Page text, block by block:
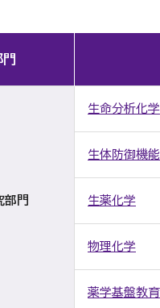
部門
生命分析化学
生体防御機
生薬化学
物理化学
薬学基盤教育